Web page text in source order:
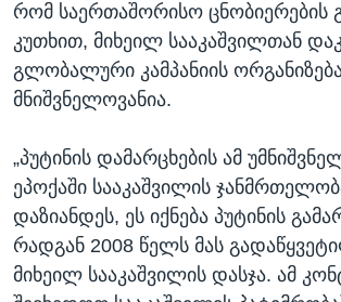
რომ საერთაშორისო ცნობიერების
კუთხით, მიხეილ სააკაშვილთან
გლობალური კამპანიის
მნიშვნელოვანია.
„პუტინის დამარცხების ამ
ეპოქაში სააკაშვილის
დაზიანდეს, ეს იქნება პუტინის
რადგან 2008 წელს მას
მიხეილ სააკაშვილის დასჯა. ამ